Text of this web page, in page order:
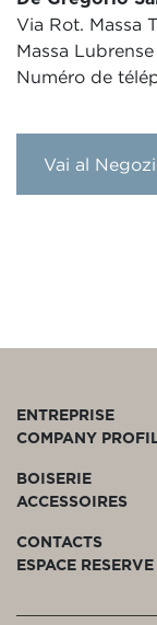
Via Rot. Massa
Massa
Numéro de
Vai al
ENTREPRISE
COMPANY
BOISERIE
ACCESSOIRES
CONTACTS
ESPACE RESERVE